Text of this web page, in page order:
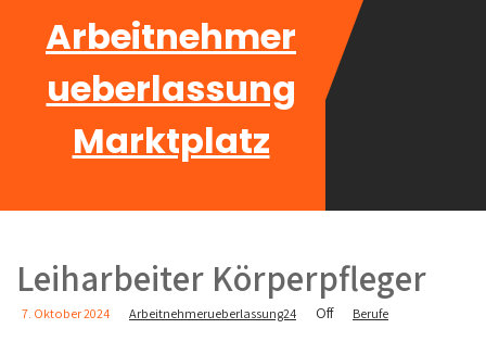
Arbeitnehmer
ueberlassung
Marktplatz
Leiharbeiter Körperpfleger
7. Oktober 2024 Arbeitnehmerueberlassung24 Off Berufe